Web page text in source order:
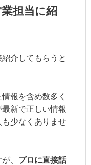
担当に紹
介してもらうと
報を含め数多く
新で正しい情報
少なくありませ
、 プロに直接話